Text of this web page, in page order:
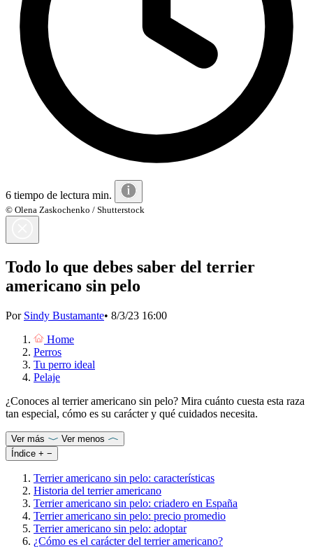
6 tiempo de lectura min.
© Olena Zaskochenko / Shutterstock
Todo lo que debes saber del terrier
americano sin pelo
Por Sindy Bustamante• 8/3/23 16:00
Home
Perros
Tu perro ideal
Pelaje
¿Conoces al terrier americano sin pelo? Mira cuánto cuesta esta raza
tan especial, cómo es su carácter y qué cuidados necesita.
Ver más
Ver menos
Índice + −
Terrier americano sin pelo: características
Historia del terrier americano
Terrier americano sin pelo: criadero en España
Terrier americano sin pelo: precio promedio
Terrier americano sin pelo: adoptar
¿Cómo es el carácter del terrier americano?